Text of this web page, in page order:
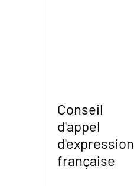
Conseil
d'appel
d'expression
française